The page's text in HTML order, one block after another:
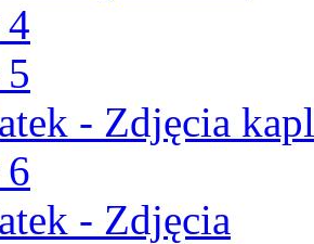
- Zdjęcia
- Zdjęcia